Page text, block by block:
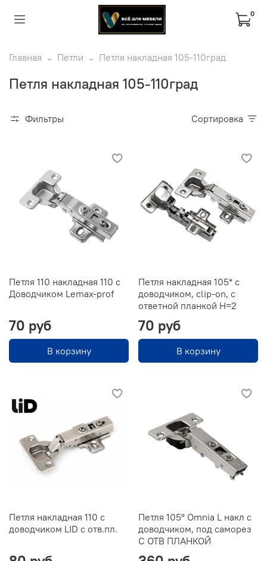
0
Главная Петли Петля накладная 105-110град
Петля накладная 105-110град
Фильтры Сортировка
Петля 110 накладная 110 с
Доводчиком Lemax-prof
70 руб
В корзину
Петля накладная 105* с
доводчиком, clip-on, с
ответной планкой H=2
70 руб
В корзину
Петля накладная 110 с
доводчиком LID с отв.пл.
Петля 105° Omnia L накл с
доводчиком, под саморез
С ОТВ ПЛАНКОЙ